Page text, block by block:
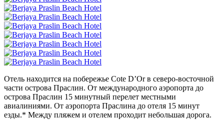
Отель находится на побережье Cote D’Or в северо-восточной
части острова Праслин. От международного аэропорта до
острова Праслин 15 минутный перелет местными
авиалиниями. От аэропорта Праслина до отеля 15 минут
езды.* Между пляжем и отелем проходит небольшая дорога.